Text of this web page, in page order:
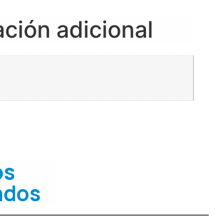
adicional